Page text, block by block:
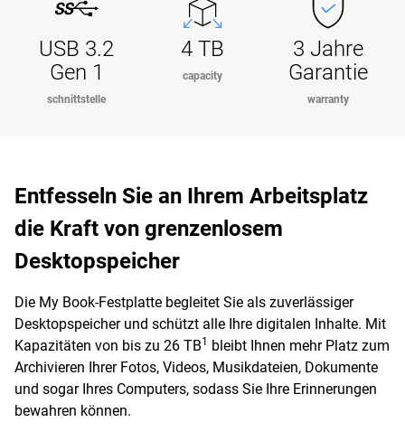
USB 3.2
Gen 1
schnittstelle
4 TB
capacity
3 Jahre
Garantie
warranty
Entfesseln Sie an Ihrem Arbeitsplatz
die Kraft von grenzenlosem
Desktopspeicher
Die My Book-Festplatte begleitet Sie als zuverlässiger
Desktopspeicher und schützt alle Ihre digitalen Inhalte. Mit
Kapazitäten von bis zu 26 TB1
bleibt Ihnen mehr Platz zum
Archivieren Ihrer Fotos, Videos, Musikdateien, Dokumente
und sogar Ihres Computers, sodass Sie Ihre Erinnerungen
bewahren können.